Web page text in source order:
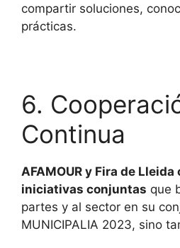
compartir soluciones,
prácticas.
6.
Continua
AFAMOUR y Fira de
iniciativas conjuntas que
partes y al sector en su
MUNICIPALIA 2023, sino